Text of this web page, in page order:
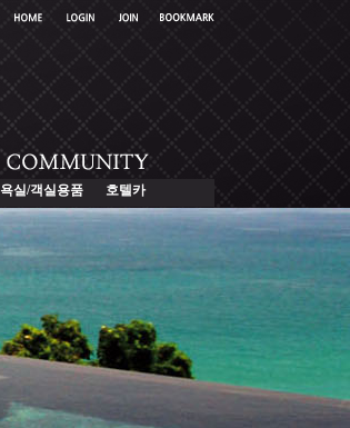
욕실/객실용품
호텔카